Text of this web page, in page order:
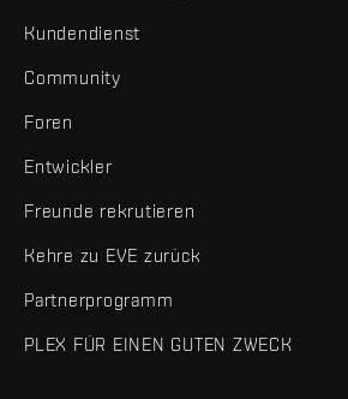
Kundendienst
Community
Foren
Entwickler
Freunde rekrutieren
Kehre zu EVE zurück
Partnerprogramm
PLEX FÜR EINEN GUTEN ZWECK